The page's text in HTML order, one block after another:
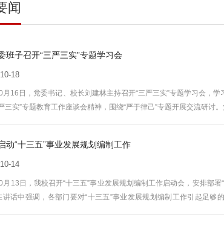
闻
班子召开“三严三实”专题学习会
18
月16日，党委书记、校长刘建林主持召开“三严三实”专题学习会，
三实”专题教育工作座谈会精神，围绕“严于律己”专题开展交流研
动“十三五”事业发展规划编制工作
14
月13日，我校召开“十三五”事业发展规划编制工作启动会，安排部
讲话中强调，各部门要对“十三五”事业发展规划编制工作引起足够